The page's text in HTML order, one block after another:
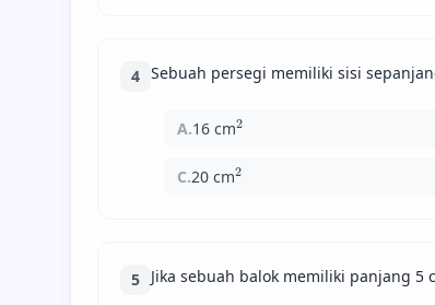
4 Sebuah persegi memiliki sisi
A.16 cm^{2}
2
C.20 cm^{2}
2
5 Jika sebuah balok memiliki panjang